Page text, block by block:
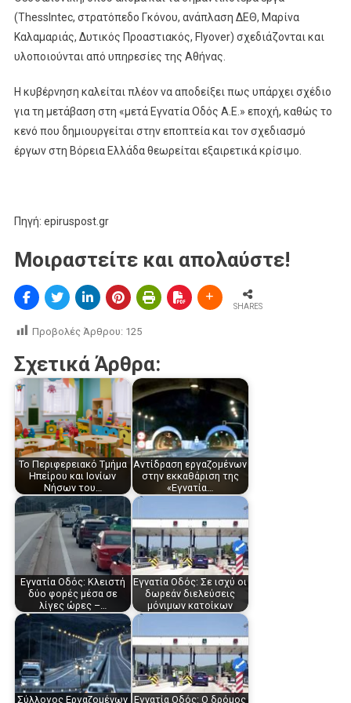
(ThessIntec, στρατόπεδο Γκόνου, ανάπλαση ΔΕΘ, Μαρίνα
Καλαμαριάς, Δυτικός Προαστιακός, Flyover) σχεδιάζονται και
υλοποιούνται από υπηρεσίες της Αθήνας.
Η κυβέρνηση καλείται πλέον να αποδείξει πως υπάρχει σχέδιο
για τη μετάβαση στη «μετά Εγνατία Οδός Α.Ε.» εποχή, καθώς το
κενό που δημιουργείται στην εποπτεία και τον σχεδιασμό
έργων στη Βόρεια Ελλάδα θεωρείται εξαιρετικά κρίσιμο.
Πηγή: epiruspost.gr
Μοιραστείτε και απολαύστε!
SHARES
Προβολές Άρθρου: 125
Σχετικά Άρθρα:
Το Περιφερειακό Τμήμα
Ηπείρου και Ιονίων
Νήσων του…
Αντίδραση εργαζομένων
στην εκκαθάριση της
«Εγνατία…
Εγνατία Οδός: Κλειστή
δύο φορές μέσα σε
λίγες ώρες –…
Εγνατία Οδός: Σε ισχύ οι
δωρεάν διελεύσεις
μόνιμων κατοίκων
Σύλλογος Εργαζομένων Εγνατία Οδός: Ο δρόμος